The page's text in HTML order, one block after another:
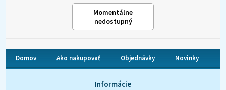
Momentálne
nedostupný
Domov Ako nakupovať Objednávky Novinky
Informácie